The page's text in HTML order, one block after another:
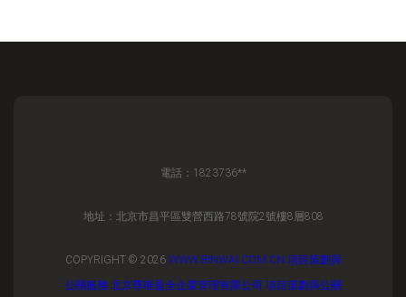
電話：1823736**
地址：北京市昌平區雙營西路78號院2號樓8層808
COPYRIGHT © 2026 WWW.BINWAI.COM.CN 項目策劃與
公關服務 北京尊唯盈全企業管理有限公司 項目策劃與公關